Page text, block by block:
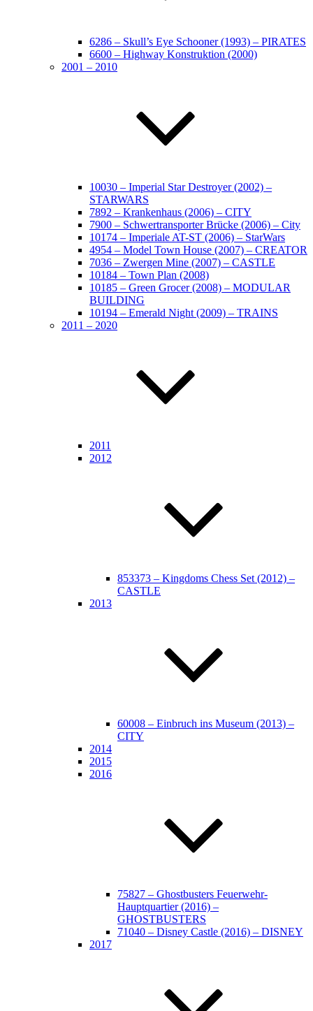
6286 – Skull’s Eye Schooner (1993) – PIRATES
6600 – Highway Konstruktion (2000)
2001 – 2010
10030 – Imperial Star Destroyer (2002) –
STARWARS
7892 – Krankenhaus (2006) – CITY
7900 – Schwertransporter Brücke (2006) – City
10174 – Imperiale AT-ST (2006) – StarWars
4954 – Model Town House (2007) – CREATOR
7036 – Zwergen Mine (2007) – CASTLE
10184 – Town Plan (2008)
10185 – Green Grocer (2008) – MODULAR
BUILDING
10194 – Emerald Night (2009) – TRAINS
2011 – 2020
2011
2012
853373 – Kingdoms Chess Set (2012) –
CASTLE
2013
60008 – Einbruch ins Museum (2013) –
CITY
2014
2015
2016
75827 – Ghostbusters Feuerwehr-
Hauptquartier (2016) –
GHOSTBUSTERS
71040 – Disney Castle (2016) – DISNEY
2017